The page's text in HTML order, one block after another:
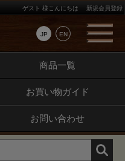
JP EN
ゲスト 様こんにちは 新規会員登録
商品一覧
お買い物ガイド
お問い合わせ